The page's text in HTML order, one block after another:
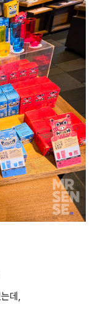
데,